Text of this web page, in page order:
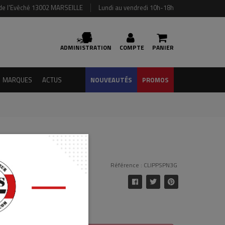
l'Evêché 13002 MARSEILLE Lundi au vendredi 10h-18h
PANIER
COMPTE
ADMINISTRATION
MARQUES ACTUS PROMOS
NOUVEAUTÉS
Référence : CLIPPSPN3G